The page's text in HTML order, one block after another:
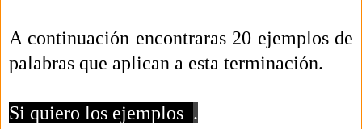
A continuación encontraras 20 ejemplos de
palabras que aplican a esta terminación.
Si quiero los ejemplos .